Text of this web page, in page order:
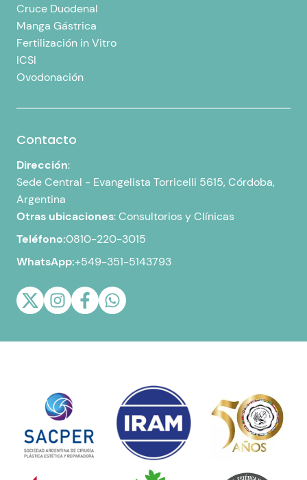
Cruce Duodenal
Manga Gástrica
Fertilización in Vitro
ICSI
Ovodonación
Contacto
Dirección:
Sede Central - Evangelista Torricelli 5615, Córdoba,
Argentina
Otras ubicaciones:Consultorios y Clínicas
Teléfono:0810-220-3015
WhatsApp:+549-351-5143793